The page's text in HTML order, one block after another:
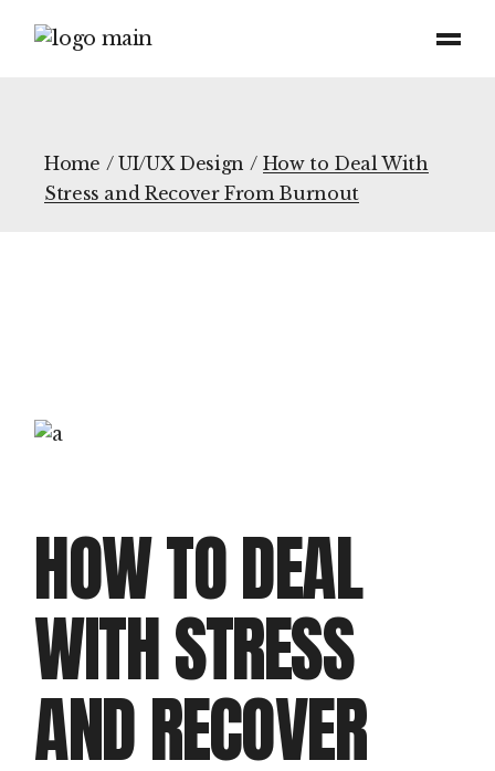
Home UI/UX Design
How to Deal With
Stress and Recover From Burnout
HOW TO DEAL
WITH STRESS
AND RECOVER